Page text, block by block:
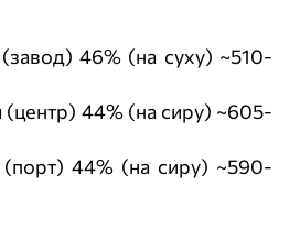
(завод) 46% (на суху) ~510-
(центр) 44% (на сиру) ~605-
(порт) 44% (на сиру) ~590-